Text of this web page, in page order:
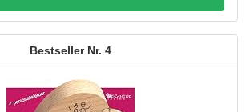
4